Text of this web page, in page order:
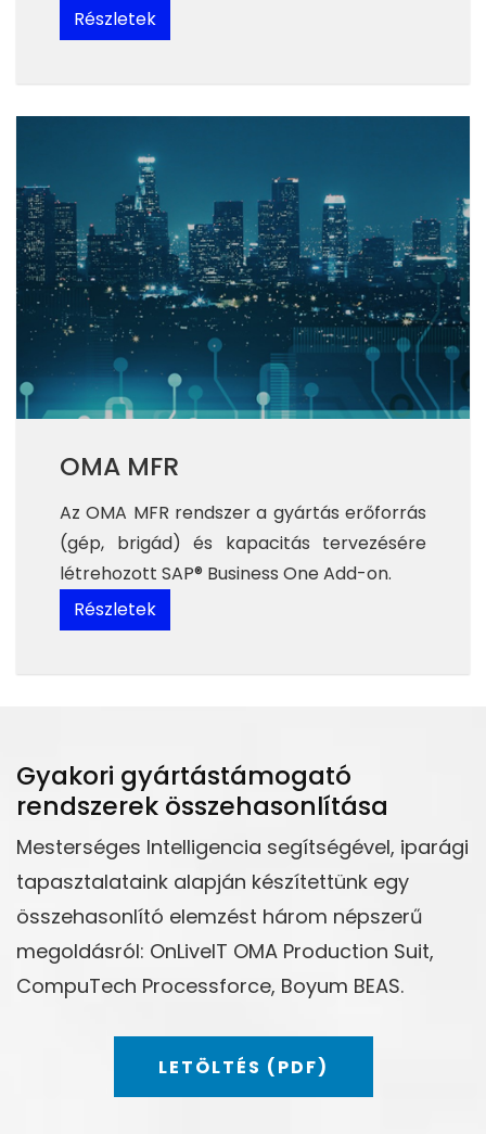
Részletek
OMA MFR
Az OMA MFR rendszer a gyártás erőforrás
(gép, brigád) és kapacitás tervezésére
létrehozott SAP® Business One Add-on.
Részletek
Gyakori gyártástámogató
rendszerek összehasonlítása
Mesterséges Intelligencia segítségével, iparági
tapasztalataink alapján készítettünk egy
összehasonlító elemzést három népszerű
megoldásról: OnLiveIT OMA Production Suit,
CompuTech Processforce, Boyum BEAS.
LETÖLTÉS (PDF)